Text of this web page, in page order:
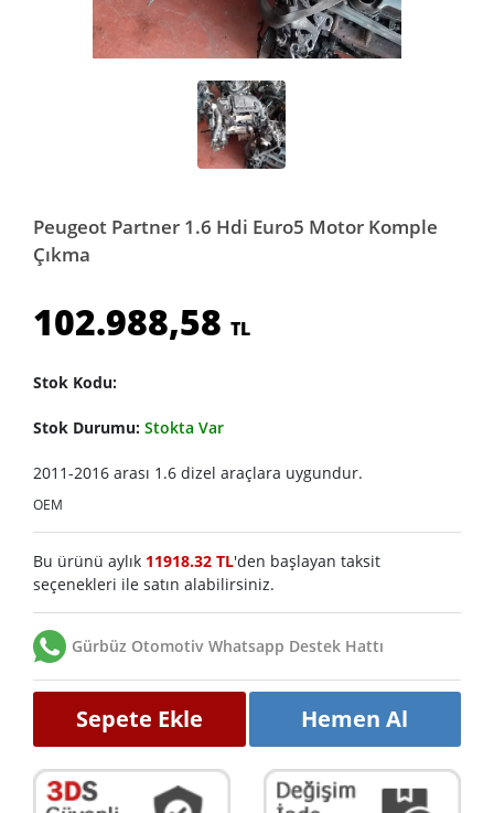
Peugeot Partner 1.6 Hdi Euro5 Motor Komple
Çıkma
102.988,58 TL
Stok Kodu:
Stok Durumu: Stokta Var
2011-2016 arası 1.6 dizel araçlara uygundur.
OEM
Bu ürünü aylık 11918.32 TL'den başlayan taksit
seçenekleri ile satın alabilirsiniz.
Gürbüz Otomotiv Whatsapp Destek Hattı
Sepete Ekle Hemen Al